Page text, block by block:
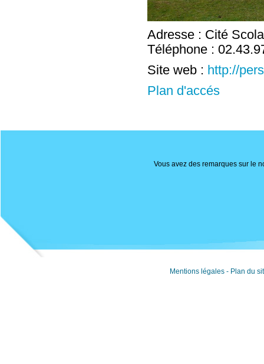
Adresse : Cité
Téléphone :
Site web : http://
Plan d'accés
Vous avez des remarques sur le
Mentions légales- Plan du